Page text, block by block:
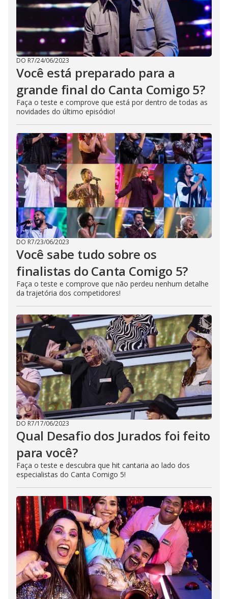
DO R7/24/06/2023
Você está preparado para a
grande final do Canta Comigo 5?
Faça o teste e comprove que está por dentro de todas as
novidades do último episódio!
DO R7/23/06/2023
Você sabe tudo sobre os
finalistas do Canta Comigo 5?
Faça o teste e comprove que não perdeu nenhum detalhe
da trajetória dos competidores!
DO R7/17/06/2023
Qual Desafio dos Jurados foi feito
para você?
Faça o teste e descubra que hit cantaria ao lado dos
especialistas do Canta Comigo 5!